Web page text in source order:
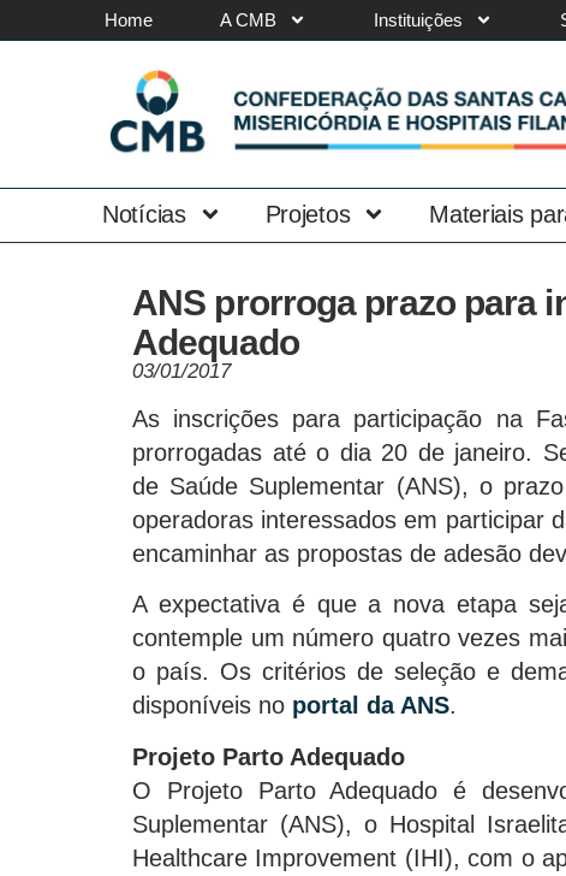
Home A CMB Instituições
Notícias Projetos Materiais
ANS prorroga prazo para
Adequado
03/01/2017
As inscrições para participação na
prorrogadas até o dia 20 de janeiro.
de Saúde Suplementar (ANS), o
operadoras interessados em participar
encaminhar as propostas de adesão
A expectativa é que a nova etapa
contemple um número quatro vezes
o país. Os critérios de seleção e
disponíveis no portal da ANS.
Projeto Parto Adequado
O Projeto Parto Adequado é
Suplementar (ANS), o Hospital
Healthcare Improvement (IHI), com o